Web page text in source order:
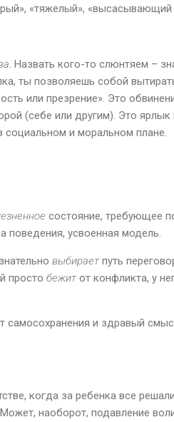
«тяжелый», «высасывающий
. Назвать кого-то слюнтяем –
ты позволяешь собой
или презрение». Это
(себе или другим). Это ярлык
социальном и моральном плане.
состояние, требующее
поведения, усвоенная модель.
выбирает путь
просто бежит от конфликта, у
самосохранения и здравый
когда за ребенка все
наоборот, подавление